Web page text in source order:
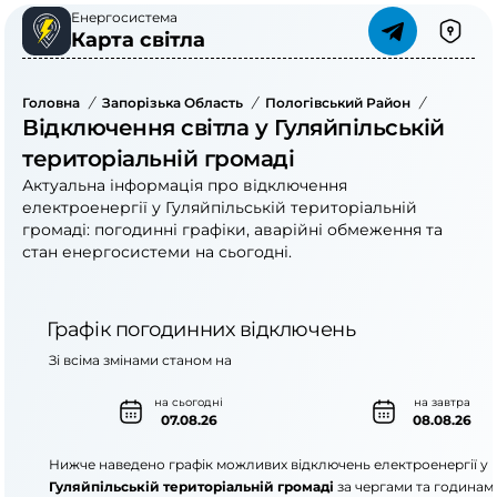
Енергосистема
Карта світла
Головна / Запорізька Область / Пологівський Район /
Відключення світла у Гуляйпільській
територіальній громаді
Актуальна інформація про відключення
електроенергії у Гуляйпільській територіальній
громаді: погодинні графіки, аварійні обмеження та
стан енергосистеми на сьогодні.
Графік погодинних відключень
на сьогодні
07.08.26
на завтра
08.08.26
Зі всіма змінами станом на
Нижче наведено графік можливих відключень електроенергії у
Гуляйпільській територіальній громаді за чергами та